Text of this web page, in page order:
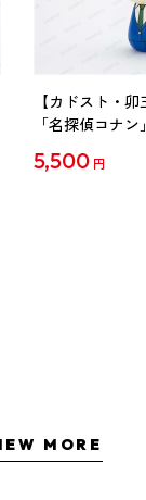
【カドスト・
「名探偵コナ
5,500 円
MORE